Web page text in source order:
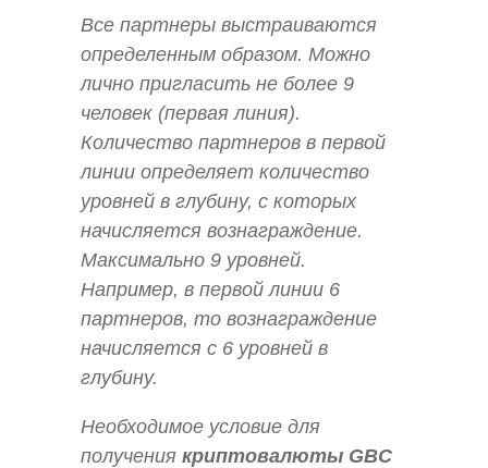
Все партнеры выстраиваются
определенным образом. Можно
лично пригласить не более 9
человек (первая линия).
Количество партнеров в первой
линии определяет количество
уровней в глубину, с которых
начисляется вознаграждение.
Максимально 9 уровней.
Например, в первой линии 6
партнеров, то вознаграждение
начисляется с 6 уровней в
глубину.
Необходимое условие для
получения криптовалюты GBC